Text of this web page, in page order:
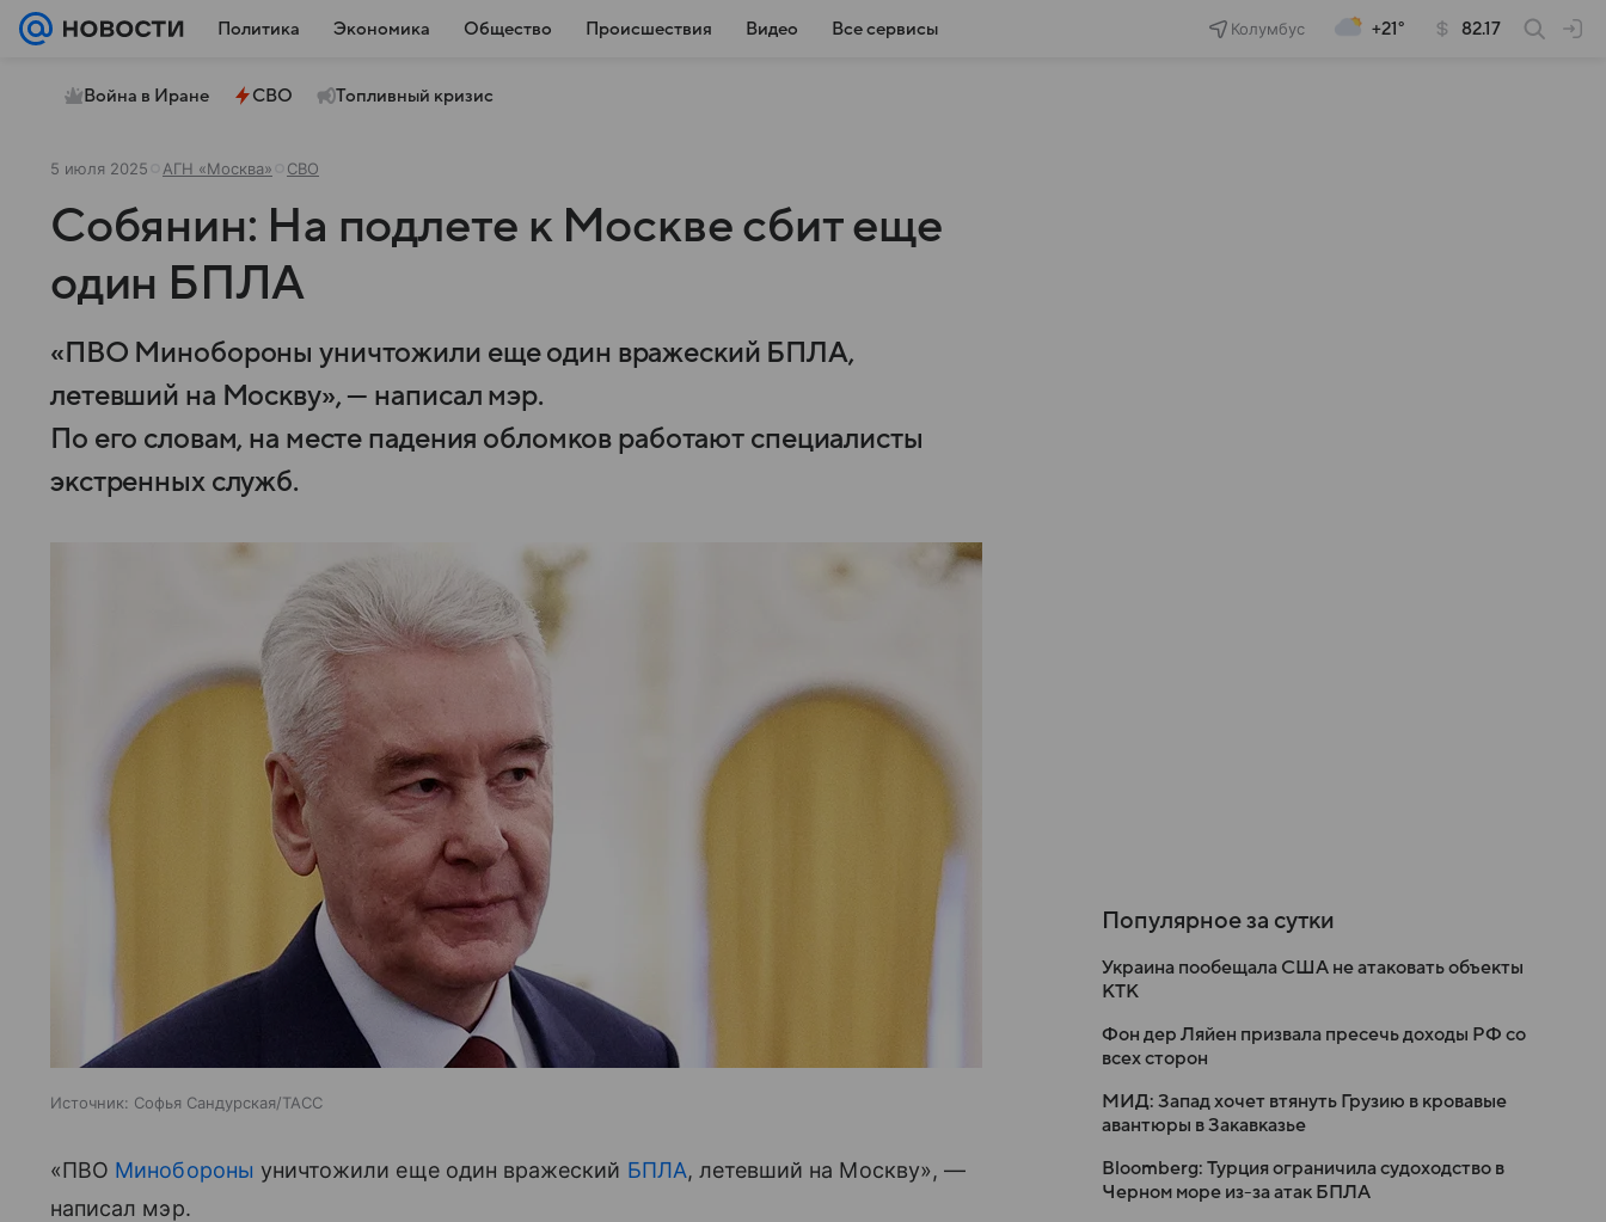
Политика Экономика Общество Происшествия Видео Все сервисы Колумбус +21° 82.17
Война в Иране СВО Топливный кризис
5 июля 2025 АГН «Москва» СВО
Собянин: На подлете к Москве сбит еще
один БПЛА
«ПВО Минобороны уничтожили еще один вражеский БПЛА,
летевший на Москву», — написал мэр.
По его словам, на месте падения обломков работают специалисты
экстренных служб.
Источник: Софья Сандурская/ТАСС
«ПВО Минобороны уничтожили еще один вражеский БПЛА, летевший на Москву», —
написал мэр.
Популярное за сутки
Украина пообещала США не атаковать объекты
КТК
Фон дер Ляйен призвала пресечь доходы РФ со
всех сторон
МИД: Запад хочет втянуть Грузию в кровавые
авантюры в Закавказье
Bloomberg: Турция ограничила судоходство в
Черном море из-за атак БПЛА